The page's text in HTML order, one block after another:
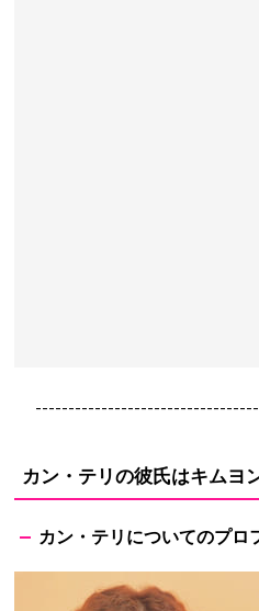
カン・テリの彼氏はキムヨ
カン・テリについてのプロ